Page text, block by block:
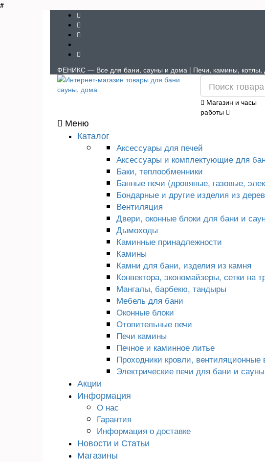
#
ФЕНИКС — Все для бани, сауны и дома | Печи, камины, котлы,
Магазин и часы
работы
Меню
Каталог
Аксессуары для печей
Аксессуары и комплектующие для
Баки, теплообменники
Банные печи (дровяные, газовые,
Бондарные и другие изделия из
Вентиляция
Двери, оконные блоки для бани и
Дымоходы
Каминные принадлежности
Камины
Камни для бани, изделия из камня
Конвектора, экономайзеры, сетки на
Мангалы, барбекю, тандыры
Мебель для бани
Оконные блоки
Отопительные печи
Печи камины
Печное и каминное литье
Проходники кровли,
Электрические печи для бани и сауны
Акции
Информация
О нас
Гарантия
Информация о доставке
Новости и Статьи
Магазины